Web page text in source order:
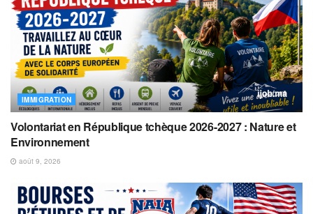
IMMIGRATION
Volontariat en République tchèque 2026-2027 : Nature et
Environnement
août 9, 2026